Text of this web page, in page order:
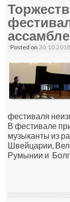
Posted on30.10.2018
фестиваля
В фестивале
музыканты из
Швейцарии,
Румынии и